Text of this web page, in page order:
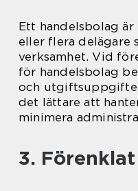
Ett handelsbolag
eller flera delägare
verksamhet. Vid
för handelsbolag
och
det lättare att
minimera
3.